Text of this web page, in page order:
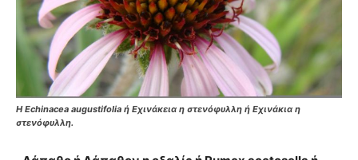
Η Echinacea augustifolia ή Εχινάκεια η στενόφυλλη ή Εχινάκια η
στενόφυλλη.